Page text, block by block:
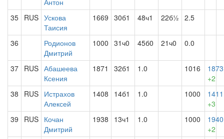
Антон
35 RUS Ускова
Таисия
1669 30б1 48ч1 22б½ 2.5
36
Родионов
Дмитрий
1000 31ч0 45б0 21ч0 0.0
37 RUS Абашеева
Ксения
1871 32б1 1.0 1016
1873
+2
38
RUS Истрахов
Алексей
1408 14б1 1.0 1000
1411
+3
39
RUS Кочан
Дмитрий
1938 13ч1 1.0 1000
1940
+2